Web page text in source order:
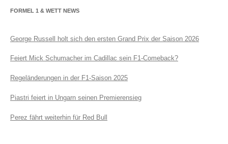
FORMEL 1 & WETT NEWS
George Russell holt sich den ersten Grand Prix der Saison 2026
Feiert Mick Schumacher im Cadillac sein F1-Comeback?
Regeländerungen in der F1-Saison 2025
Piastri feiert in Ungarn seinen Premierensieg
Perez fährt weiterhin für Red Bull